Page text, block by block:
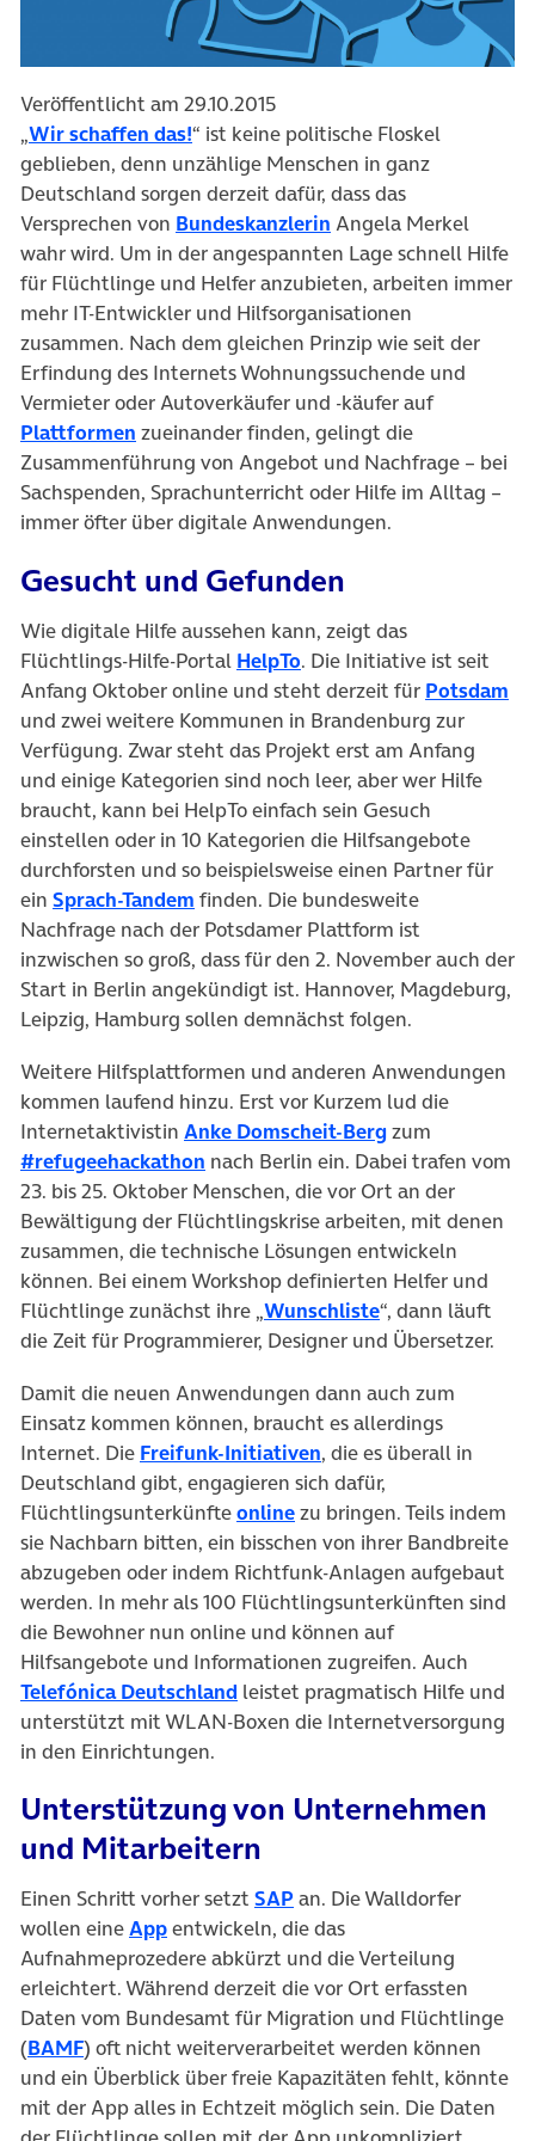
Veröffentlicht am 29.10.2015
„Wir schaffen das!“ ist keine politische Floskel
geblieben, denn unzählige Menschen in ganz
Deutschland sorgen derzeit dafür, dass das
Versprechen von Bundeskanzlerin Angela Merkel
wahr wird. Um in der angespannten Lage schnell Hilfe
für Flüchtlinge und Helfer anzubieten, arbeiten immer
mehr IT-Entwickler und Hilfsorganisationen
zusammen. Nach dem gleichen Prinzip wie seit der
Erfindung des Internets Wohnungssuchende und
Vermieter oder Autoverkäufer und -käufer auf
Plattformen zueinander finden, gelingt die
Zusammenführung von Angebot und Nachfrage – bei
Sachspenden, Sprachunterricht oder Hilfe im Alltag –
immer öfter über digitale Anwendungen.
Gesucht und Gefunden
Wie digitale Hilfe aussehen kann, zeigt das
Flüchtlings-Hilfe-Portal HelpTo. Die Initiative ist seit
Anfang Oktober online und steht derzeit für Potsdam
und zwei weitere Kommunen in Brandenburg zur
Verfügung. Zwar steht das Projekt erst am Anfang
und einige Kategorien sind noch leer, aber wer Hilfe
braucht, kann bei HelpTo einfach sein Gesuch
einstellen oder in 10 Kategorien die Hilfsangebote
durchforsten und so beispielsweise einen Partner für
ein Sprach-Tandem finden. Die bundesweite
Nachfrage nach der Potsdamer Plattform ist
inzwischen so groß, dass für den 2. November auch der
Start in Berlin angekündigt ist. Hannover, Magdeburg,
Leipzig, Hamburg sollen demnächst folgen.
Weitere Hilfsplattformen und anderen Anwendungen
kommen laufend hinzu. Erst vor Kurzem lud die
Internetaktivistin Anke Domscheit-Bergzum
#refugeehackathon nach Berlin ein. Dabei trafen vom
23. bis 25. Oktober Menschen, die vor Ort an der
Bewältigung der Flüchtlingskrise arbeiten, mit denen
zusammen, die technische Lösungen entwickeln
können. Bei einem Workshop definierten Helfer und
Flüchtlinge zunächst ihre „Wunschliste“, dann läuft
die Zeit für Programmierer, Designer und Übersetzer.
Damit die neuen Anwendungen dann auch zum
Einsatz kommen können, braucht es allerdings
Internet. Die Freifunk-Initiativen, die es überall in
Deutschland gibt, engagieren sich dafür,
Flüchtlingsunterkünfteonlinezu bringen. Teils indem
sie Nachbarn bitten, ein bisschen von ihrer Bandbreite
abzugeben oder indem Richtfunk-Anlagen aufgebaut
werden. In mehr als 100 Flüchtlingsunterkünften sind
die Bewohner nun online und können auf
Hilfsangebote und Informationen zugreifen. Auch
Telefónica Deutschland leistet pragmatisch Hilfe und
unterstützt mit WLAN-Boxen die Internetversorgung
in den Einrichtungen.
Unterstützung von Unternehmen
und Mitarbeitern
Einen Schritt vorher setzt SAP an. Die Walldorfer
wollen eineAppentwickeln, die das
Aufnahmeprozedere abkürzt und die Verteilung
erleichtert. Während derzeit die vor Ort erfassten
Daten vom Bundesamt für Migration und Flüchtlinge
(BAMF) oft nicht weiterverarbeitet werden können
und ein Überblick über freie Kapazitäten fehlt, könnte
mit der App alles in Echtzeit möglich sein. Die Daten